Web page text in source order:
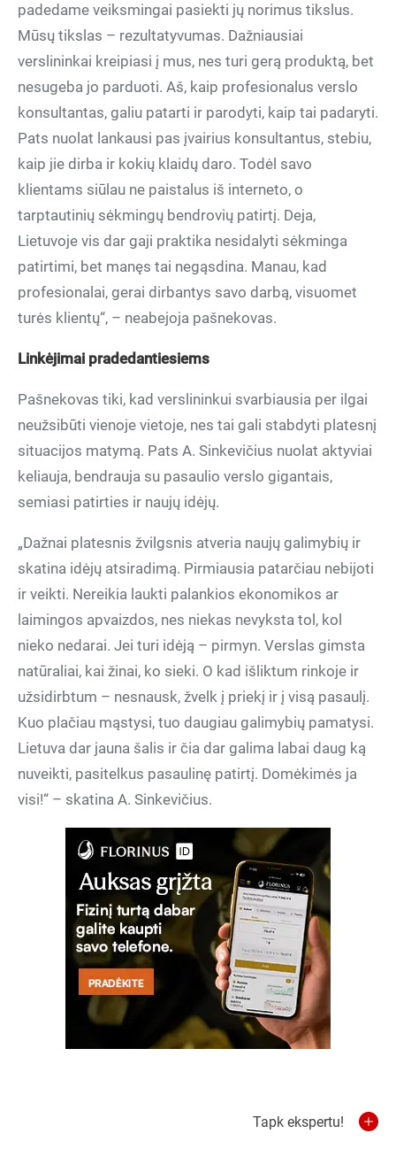
padedame veiksmingai pasiekti jų norimus tikslus.
Mūsų tikslas – rezultatyvumas. Dažniausiai
verslininkai kreipiasi į mus, nes turi gerą produktą, bet
nesugeba jo parduoti. Aš, kaip profesionalus verslo
konsultantas, galiu patarti ir parodyti, kaip tai padaryti.
Pats nuolat lankausi pas įvairius konsultantus, stebiu,
kaip jie dirba ir kokių klaidų daro. Todėl savo
klientams siūlau ne paistalus iš interneto, o
tarptautinių sėkmingų bendrovių patirtį. Deja,
Lietuvoje vis dar gaji praktika nesidalyti sėkminga
patirtimi, bet manęs tai negąsdina. Manau, kad
profesionalai, gerai dirbantys savo darbą, visuomet
turės klientų“, – neabejoja pašnekovas.
Linkėjimai pradedantiesiems
Pašnekovas tiki, kad verslininkui svarbiausia per ilgai
neužsibūti vienoje vietoje, nes tai gali stabdyti platesnį
situacijos matymą. Pats A. Sinkevičius nuolat aktyviai
keliauja, bendrauja su pasaulio verslo gigantais,
semiasi patirties ir naujų idėjų.
„Dažnai platesnis žvilgsnis atveria naujų galimybių ir
skatina idėjų atsiradimą. Pirmiausia patarčiau nebijoti
ir veikti. Nereikia laukti palankios ekonomikos ar
laimingos apvaizdos, nes niekas nevyksta tol, kol
nieko nedarai. Jei turi idėją – pirmyn. Verslas gimsta
natūraliai, kai žinai, ko sieki. O kad išliktum rinkoje ir
užsidirbtum – nesnausk, žvelk į priekį ir į visą pasaulį.
Kuo plačiau mąstysi, tuo daugiau galimybių pamatysi.
Lietuva dar jauna šalis ir čia dar galima labai daug ką
nuveikti, pasitelkus pasaulinę patirtį. Domėkimės ja
visi!“ – skatina A. Sinkevičius.
Tapk ekspertu!